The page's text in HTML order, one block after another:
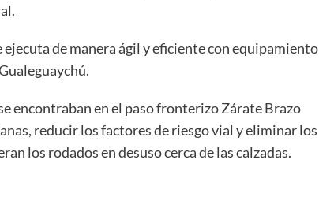
de manera ágil y eficiente con equipamiento
encontraban en el paso fronterizo Zárate Brazo
reducir los factores de riesgo vial y eliminar los
los rodados en desuso cerca de las calzadas.